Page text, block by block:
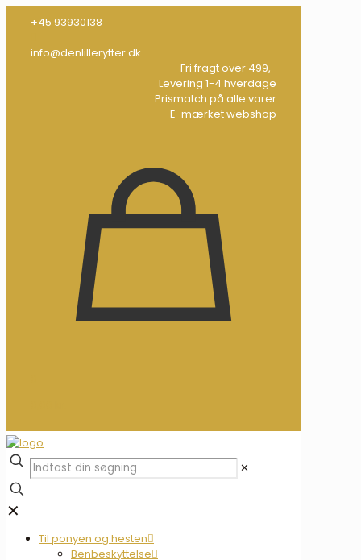
+45 93930138
info@denlillerytter.dk
Fri fragt over 499,-
Levering 1-4 hverdage
Prismatch på alle varer
E-mærket webshop
✕
✕
Til ponyen og hesten
Benbeskyttelse